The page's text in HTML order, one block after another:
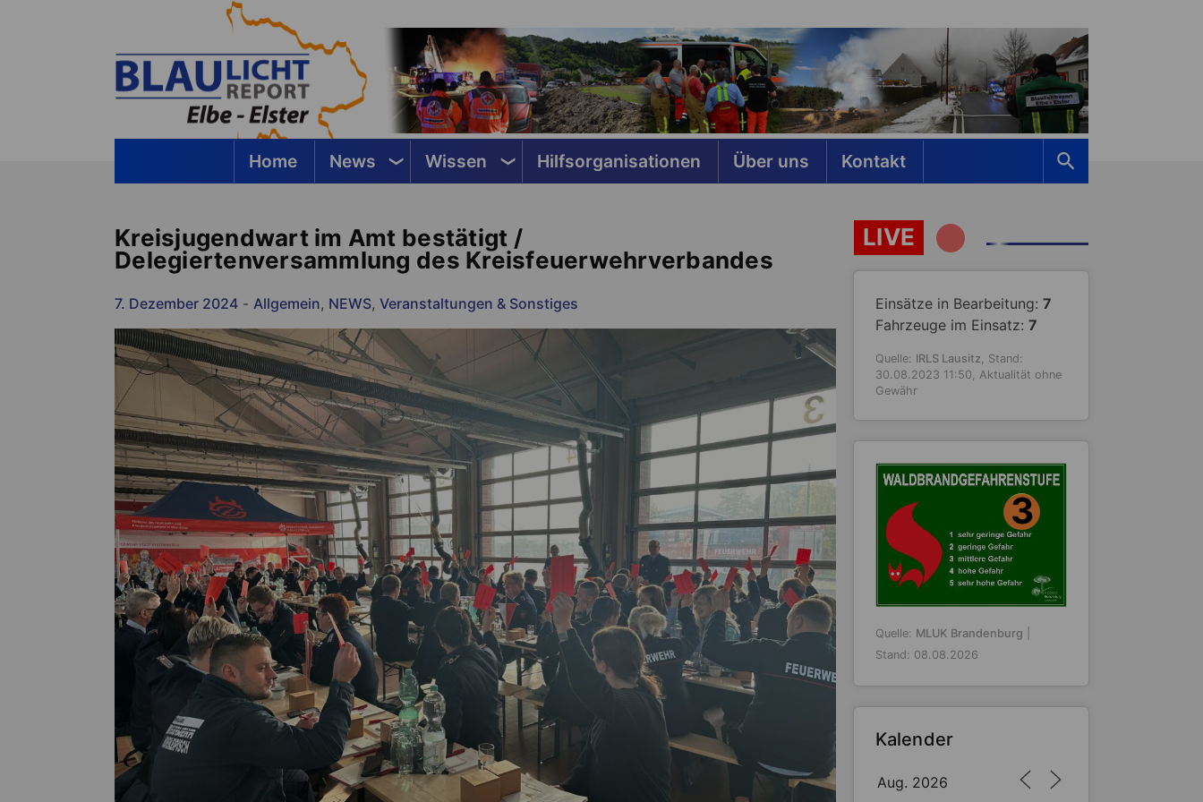
Home News Wissen Hilfsorganisationen Über uns Kontakt
Kreisjugendwart im Amt bestätigt /
Delegiertenversammlung des Kreisfeuerwehrverbandes
7. Dezember 2024 - Allgemein, NEWS, Veranstaltungen & Sonstiges
LIVE
Einsätze in Bearbeitung: 7
Fahrzeuge im Einsatz: 7
Quelle: IRLS Lausitz, Stand:
30.08.2023 11:50, Aktualität ohne
Gewähr
3
Quelle: MLUK Brandenburg
Stand: 08.08.2026
Kalender
Aug. 2026